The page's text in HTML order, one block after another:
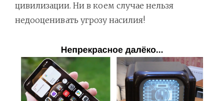
цивилизации. Ни в коем случае нельзя
недооценивать угрозу насилия!